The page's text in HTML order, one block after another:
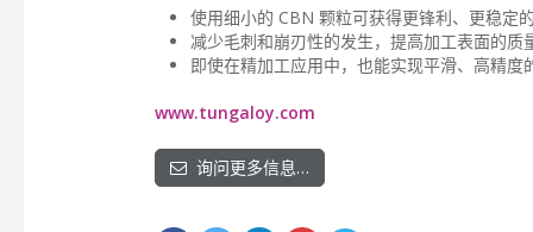
使用细小的 CBN 颗粒可获得更锋利、更稳定
减少毛刺和崩刃性的发生，提高加工表面的质
即使在精加工应用中，也能实现平滑、高精度
www.tungaloy.com
询问更多信息…